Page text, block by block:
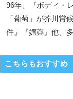
96年、『ボディ・
「葡萄」が芥川賞
件』『媚薬』他、多
こちらもおすすめ